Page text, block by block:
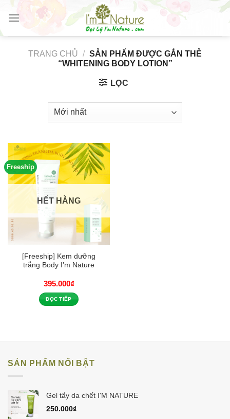
Skip
content
TRANG CHỦ / SẢN PHẨM ĐƯỢC GẮN THẺ
“WHITENING BODY LOTION”
LỌC
Freeship
HẾT HÀNG
[Freeship] Kem dưỡng
trắng Body I’m Nature
395.000₫
ĐỌC TIẾP
SẢN PHẨM NỔI BẬT
Gel tẩy da chết I'M NATURE
250.000₫